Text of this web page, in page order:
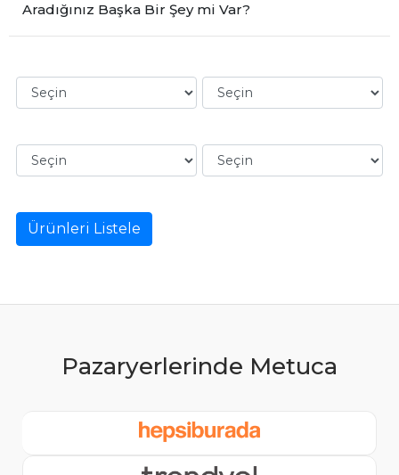
Aradığınız Başka Bir Şey mi Var?
Ürünleri Listele